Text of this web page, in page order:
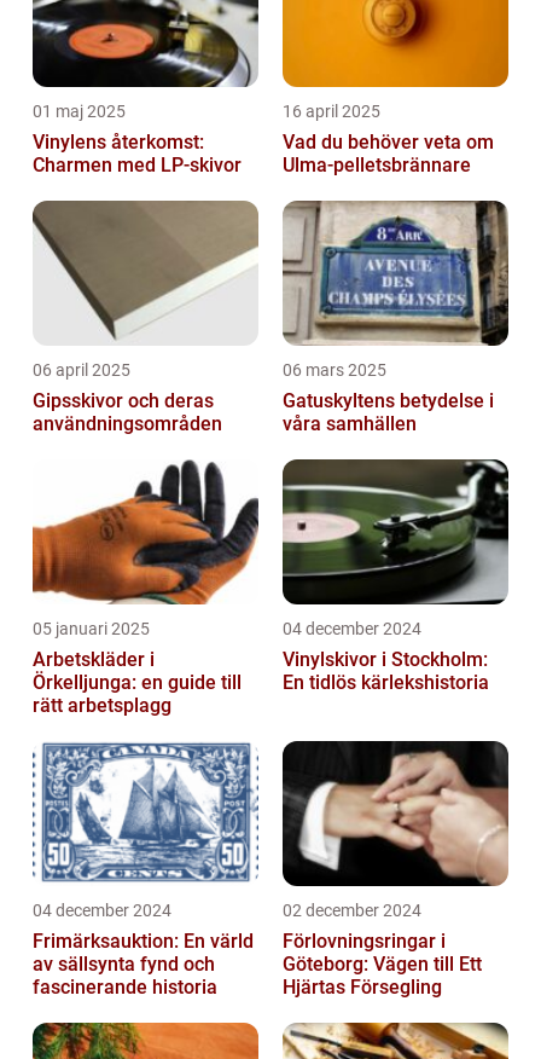
01 maj 2025
Vinylens återkomst:
Charmen med LP-skivor
16 april 2025
Vad du behöver veta om
Ulma-pelletsbrännare
06 april 2025
Gipsskivor och deras
användningsområden
06 mars 2025
Gatuskyltens betydelse i
våra samhällen
05 januari 2025
Arbetskläder i
Örkelljunga: en guide till
rätt arbetsplagg
04 december 2024
Vinylskivor i Stockholm:
En tidlös kärlekshistoria
04 december 2024
Frimärksauktion: En värld
av sällsynta fynd och
fascinerande historia
02 december 2024
Förlovningsringar i
Göteborg: Vägen till Ett
Hjärtas Försegling